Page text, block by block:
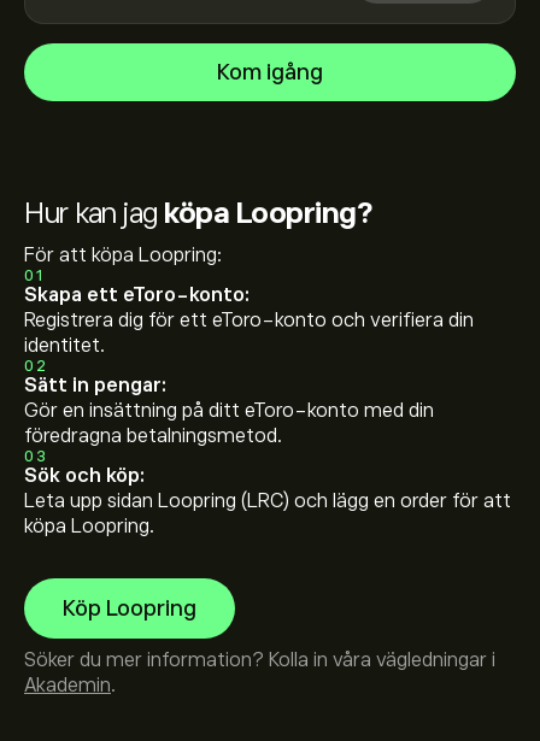
Kom igång
Hur kan jag köpa Loopring?
För att köpa Loopring:
01
Skapa ett eToro-konto:
Registrera dig för ett eToro-konto och verifiera din
identitet.
02
Sätt in pengar:
Gör en insättning på ditt eToro-konto med din
föredragna betalningsmetod.
03
Sök och köp:
Leta upp sidan Loopring (LRC) och lägg en order för att
köpa Loopring.
Köp Loopring
Söker du mer information? Kolla in våra vägledningar i
Akademin.